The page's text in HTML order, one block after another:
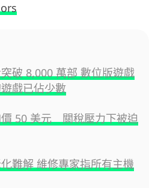
破 8,000 萬部 數位版遊戲
戲已佔少數
價 50 美元 關稅壓力下被迫
難解 維修專家指所有主機